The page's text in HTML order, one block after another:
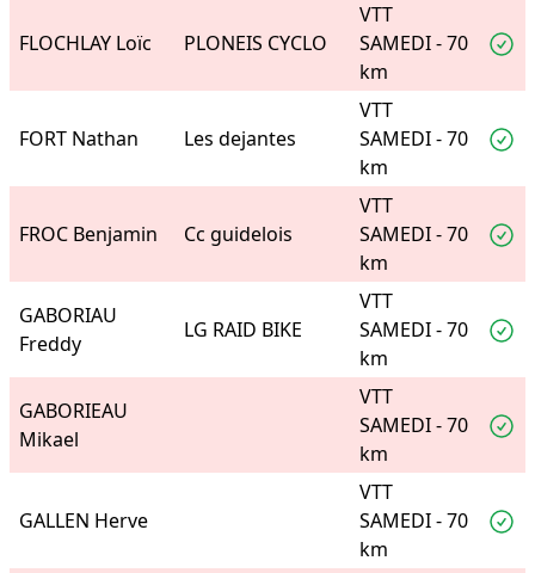
FLOCHLAY Loïc PLONEIS CYCLO
VTT
SAMEDI - 70
km
FORT Nathan Les dejantes
VTT
SAMEDI - 70
km
FROC Benjamin Cc guidelois
VTT
SAMEDI - 70
km
GABORIAU
Freddy
LG RAID BIKE
VTT
SAMEDI - 70
km
GABORIEAU
Mikael
VTT
SAMEDI - 70
km
GALLEN Herve
VTT
SAMEDI - 70
km